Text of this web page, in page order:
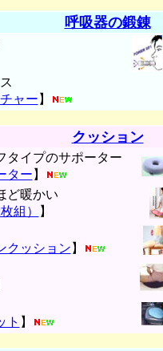
呼吸器の鍛錬
ャー 】
クッション
タイプのサポーター
ター 】
ど暖かい
組）
】
クッション 】
ト 】